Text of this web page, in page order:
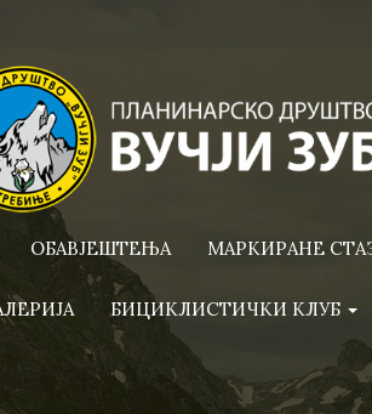
ОБАВЈЕШТЕЊА МАРКИРАНЕ
БИЦИКЛИСТИЧКИ КЛУБ